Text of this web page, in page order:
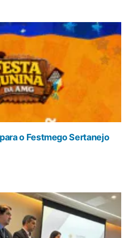
o Festmego Sertanejo